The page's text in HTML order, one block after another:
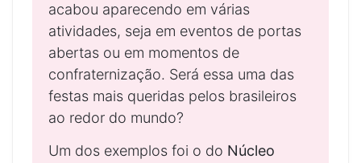
acabou aparecendo em várias
atividades, seja em eventos de portas
abertas ou em momentos de
confraternização. Será essa uma das
festas mais queridas pelos brasileiros
ao redor do mundo?
Um dos exemplos foi o do Núcleo